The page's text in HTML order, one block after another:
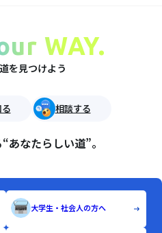
WAY.
を見つけよう
相談する
あなたらしい道”。
大学生・社会人の方へ